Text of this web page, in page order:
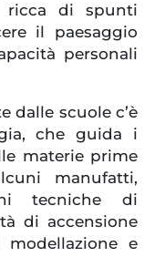
ricca di spunti
il paesaggio
personali
dalle scuole c’è
che guida i
materie prime
manufatti,
tecniche di
di accensione
e